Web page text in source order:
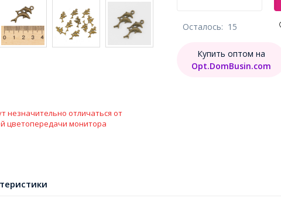
незначительно отличаться от
цветопередачи монитора
Осталось: 15
Купить оптом на
Opt.DomBusin.com